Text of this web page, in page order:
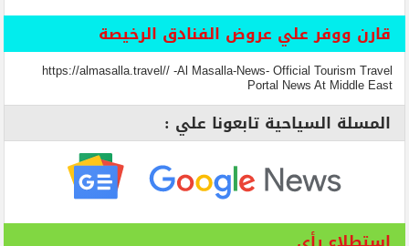
قارن ووفر علي عروض الفنادق الرخيصة
https://almasalla.travel// -Al Masalla-News- Official Tourism Travel
Portal News At Middle East
المسلة السياحية تابعونا علي :